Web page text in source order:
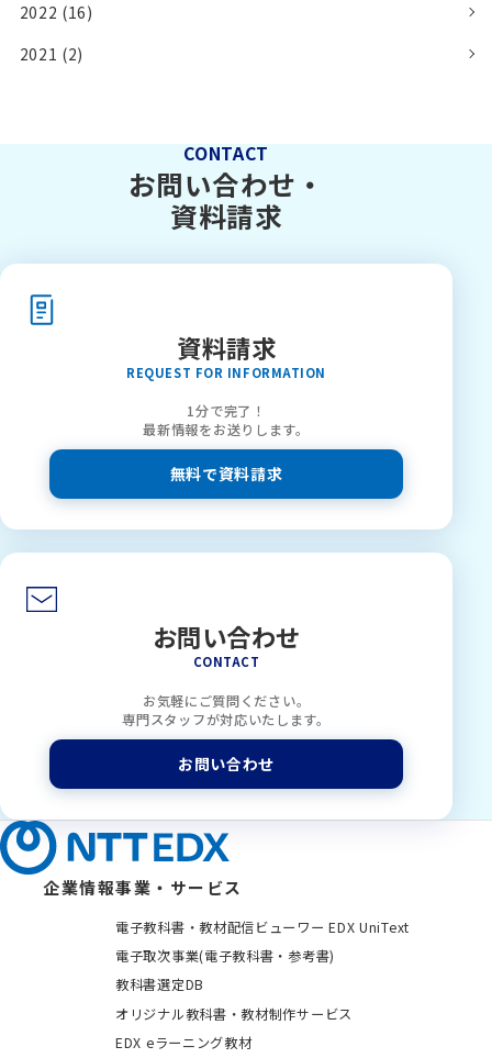
2022 (16)
2021 (2)
CONTACT
お問い合わせ・
資料請求
資料請求
REQUEST FOR INFORMATION
1分で完了！
最新情報をお送りします。
無料で資料請求
お問い合わせ
CONTACT
お気軽にご質問ください。
専門スタッフが対応いたします。
お問い合わせ
企業情報事業・サービス
電子教科書・教材配信ビューワー EDX UniText
電子取次事業(電子教科書・参考書)
教科書選定DB
オリジナル教科書・教材制作サービス
EDX eラーニング教材